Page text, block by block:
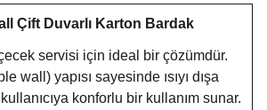
Çift Duvarlı Karton Bardak
servisi için ideal bir çözümdür.
wall) yapısı sayesinde ısıyı dışa
konforlu bir kullanım sunar.